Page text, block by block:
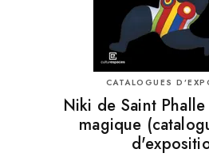
CATALOGUES
Niki de Saint
magique